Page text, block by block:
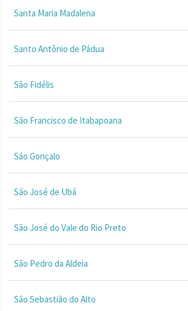
Santa Maria Madalena
Santo Antônio de Pádua
São Fidélis
São Francisco de Itabapoana
São Gonçalo
São José de Ubá
São José do Vale do Rio Preto
São Pedro da Aldeia
São Sebastião do Alto